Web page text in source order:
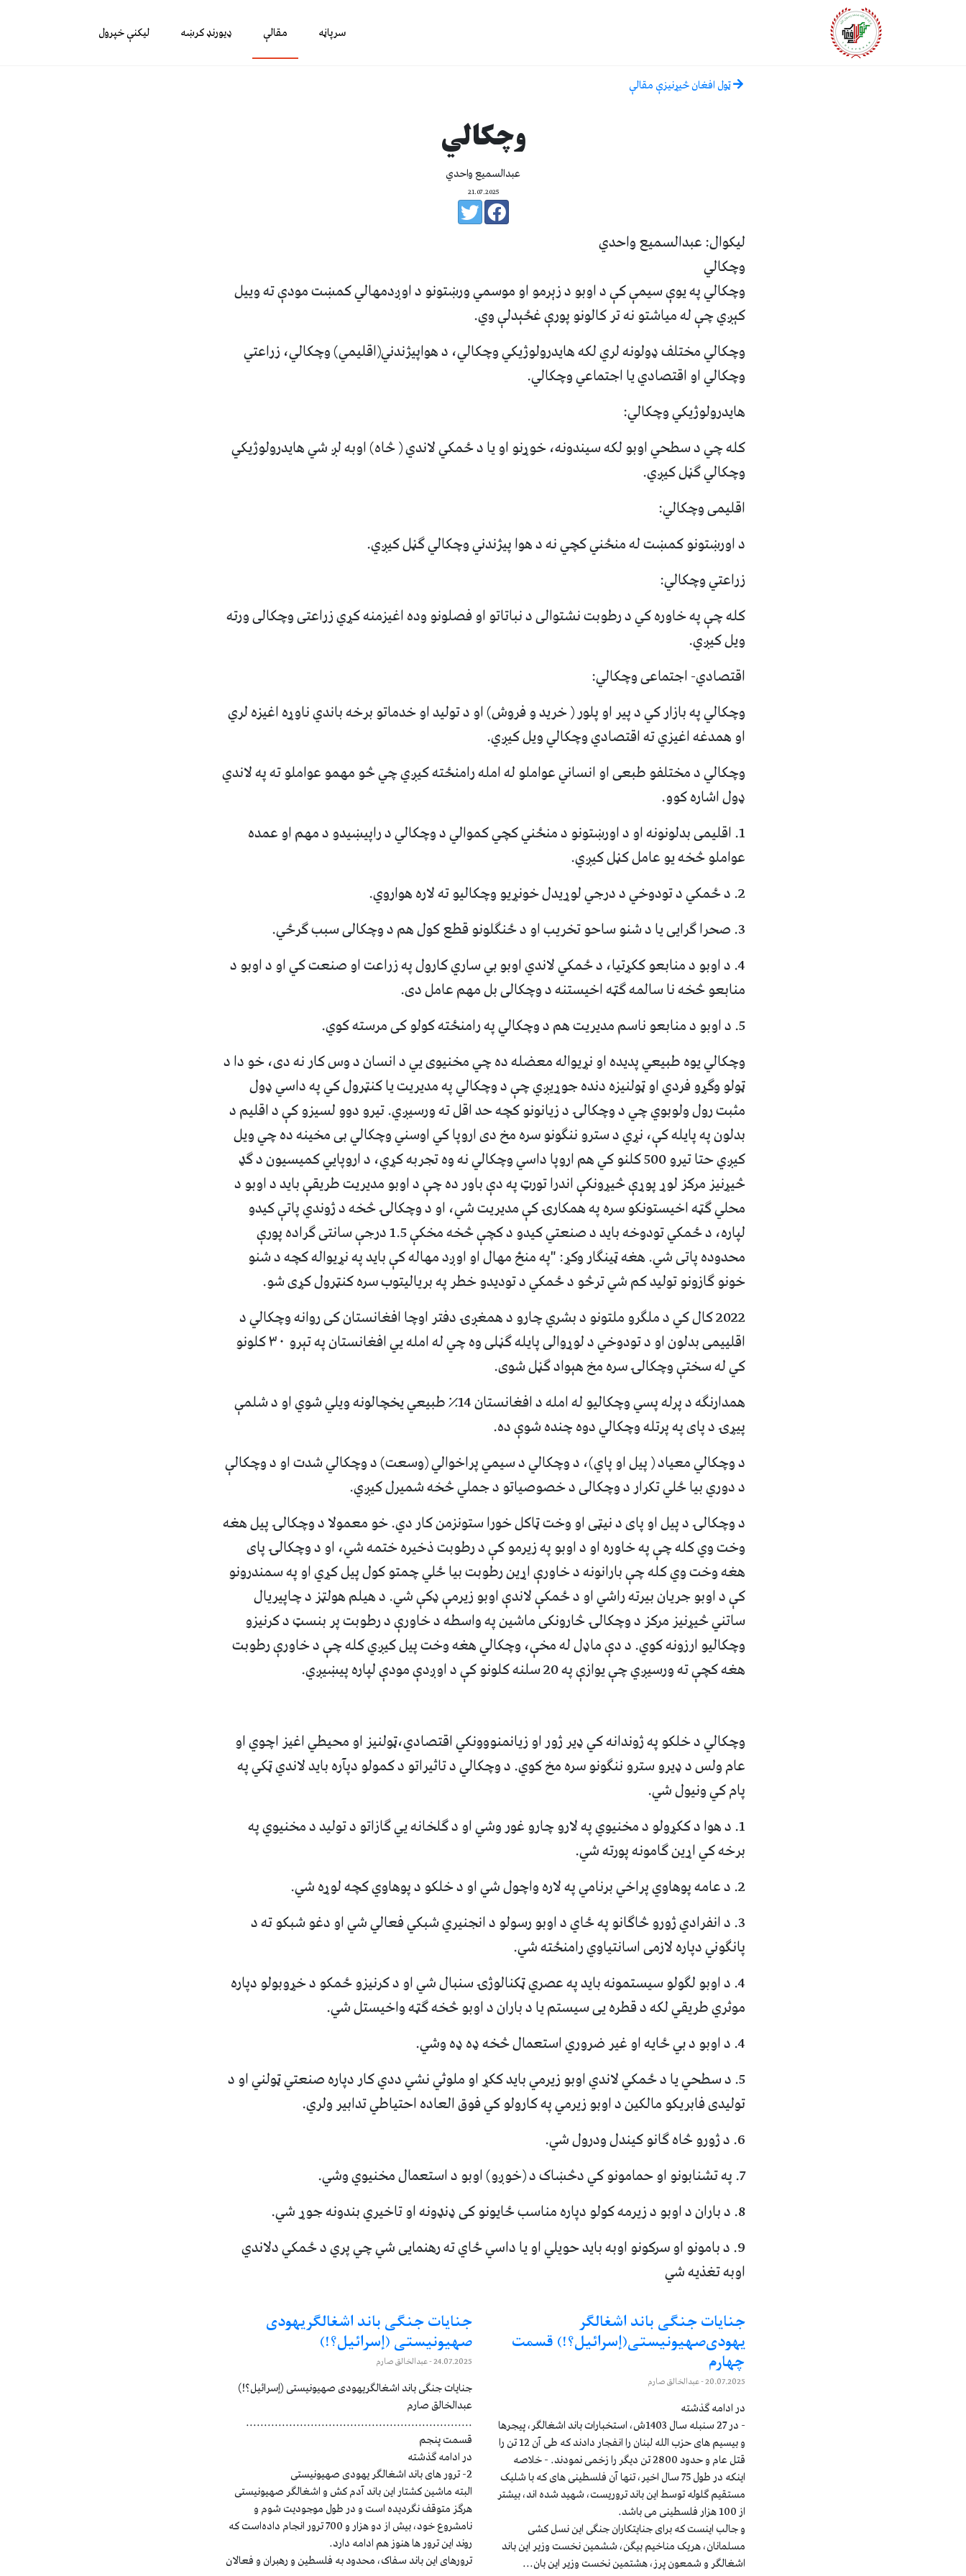
سرپاڼه مقالې ډیورنډ کرښه لیکنې خپرول
ټول افغان څیړنیزې مقالې
وچکالي
عبدالسمیع واحدي
21.07.2025
لیکوال: عبدالسمیع واحدي
وچکالي
وچکالي په يوې سيمې کې د اوبو د زېرمو او موسمي ورښتونو د اوږدمهالي کمښت مودې ته وييل
کېږي چې له مياشتو نه تر کالونو پورې غځېدلې وي.
وچکالي مختلف ډولونه لري لکه هایدرولوژیکي وچکالي، د هواپیژندني(اقلیمي) وچکالي، زراعتي
وچکالي او اقتصادي یا اجتماعي وچکالي.
هایدرولوژیکي وچکالي:
کله چي د سطحي اوبو لکه سیندونه، خوړنو او یا د ځمکي لاندي ( څاه) اوبه لږ شي هایدرولوژیکي
وچکالي ګڼل کیږي.
اقلیمی وچکالي:
د اورښتونو کمښت له منځني کچي نه د هوا پیژندني وچکالي ګڼل کیږي.
زراعتي وچکالي:
کله چې په خاوره کي د رطوبت نشتوالی د نباتاتو او فصلونو وده اغیزمنه کړي زراعتی وچکالی ورته
ویل کیږي.
اقتصادي- اجتماعی وچکالي:
وچکالي په بازار کي د پیر او پلور ( خرید و فروش) او د تولید او خدماتو برخه باندي ناوړه اغیزه لري
او همدغه اغیزي ته اقتصادي وچکالي ویل کیږي.
وچکالي د مختلفو طبعی او انساني عواملو له امله رامنځته کیږي چي څو مهمو عواملو ته په لاندي
ډول اشاره کوو.
1. اقلیمی بدلونونه او د اورښتونو د منځني کچي کموالي د وچکالي د راپیښیدو د مهم او عمده
عواملو څخه یو عامل کڼل کیږي.
2. د ځمکي د تودوخي د درجي لوړیدل خونړیو وچکالیو ته لاره هواروي.
3. صحرا ګرایی یا د شنو ساحو تخریب او د ځنګلونو قطع کول هم د وچکالی سبب ګرځي.
4. د اوبو د منابعو ککړتیا، د ځمکي لاندي اوبو بي ساري کارول په زراعت او صنعت کي او د اوبو د
منابعو څخه نا سالمه ګټه اخیستنه د وچکالی بل مهم عامل دی.
5. د اوبو د منابعو ناسم مدیریت هم د وچکالي په رامنځته کولو کی مرسته کوي.
وچکالي یوه طبیعي پدیده او نړیواله معضله ده چي مخنیوی يي د انسان د وس کار نه دی، خو دا د
ټولو وګړو فردي او ټولنیزه دنده جوړیږي چې د وچکالي په مدیریت یا کنټرول کي په داسي ډول
مثبت رول ولوبوي چي د وچکالۍ د زیانونو کچه حد اقل ته ورسیږي. تیرو دوو لسیزو کې د اقلیم د
بدلون په پایله کې، نړي د سترو ننګونو سره مخ دی اروپا کي اوسني وچکالي بی مخینه ده چي ویل
کیږي حتا تیرو 500 کلنو کي هم اروپا داسي وچکالي نه وه تجربه کړي، د اروپايي کمیسیون د ګډ
څیړنیز مرکز لوړ پوړې څیړونکې اندرا تورټ په دې باور ده چې د اوبو مدیریت طریقې باید د اوبو د
محلي ګټه اخیستونکو سره په همکارۍ کې مدیریت شي، او د وچکالۍ څخه د ژوندي پاتې کیدو
لپاره، د ځمکي تودوخه باید د صنعتي کیدو د کچې څخه مخکې 1.5 درجې سانتی ګراده پورې
محدوده پاتی شي. هغه ټینګار وکړ: "په منځ مهال او اوږد مهاله کې باید په نړیواله کچه د شنو
خونو ګازونو تولید کم شي ترڅو د ځمکي د تودیدو خطر په بریالیتوب سره کنټرول کړی شو.
2022 کال کي د ملګرو ملتونو د بشري چارو د همغږۍ دفتر اوچا افغانستان کی روانه وچکالي د
اقلییمی بدلون او د تودوخي د لوړوالی پایله ګڼلی وه چي له امله يي افغانستان په تېرو ۳۰ کلونو
کي له سختې وچکالۍ سره مخ هېواد ګڼل شوی.
همدارنګه د پرله پسي وچکالیو له امله د افغانستان 14٪ طبیعي یخچالونه ویلي شوي او د شلمې
پیړۍ د پای په پرتله وچکالي دوه چنده شوې ده.
د وچکالي معیاد ( پیل او پاي)، د وچکالي د سیمي پراخوالي (وسعت) د وچکالي شدت او د وچکالې
د دوري بیا ځلي تکرار د وچکالی د خصوصیاتو د جملي څخه شمیرل کیږي.
د وچکالۍ د پیل او پای د نيټی او وخت ټاکل خورا ستونزمن کار دي. خو معمولا د وچکالۍ پیل هغه
وخت وي کله چې په خاوره او د اوبو په زیرمو کې د رطوبت ذخیره ختمه شي، او د وچکالۍ پای
هغه وخت وي کله چې بارانونه د خاورې اړین رطوبت بیا ځلي چمتو کول پیل کړي او په سمندرونو
کې د اوبو جریان بیرته راشي او د ځمکې لاندې اوبو زیرمې ډکې شي. د هیلم هولټز د چاپیریال
ساتني څیړنیز مرکز د وچکالۍ څارونکی ماشین په واسطه د خاورې د رطوبت پر بنسټ د کرنیزو
وچکالیو ارزونه کوي. د دې ماډل له مخې، وچکالي هغه وخت پیل کیږي کله چې د خاورې رطوبت
هغه کچې ته ورسیږي چې یوازې په 20 سلنه کلونو کې د اوږدې مودې لپاره پیښیږي.
وچکالي د خلکو په ژوندانه کي ډیر ژور او زیانمنووونکي اقتصادي،ټولنیز او محیطي اغیز اچوي او
عام ولس د ډیرو سترو ننګونو سره مخ کوي. د وچکالي د تاثیراتو د کمولو دپآره باید لاندي ټکي په
پام کي ونیول شي.
1. د هوا د ککړولو د مخنیوي په لارو چارو غور وشي او د ګلخانه یي ګازاتو د تولید د مخنیوي په
برخه کي اړین ګامونه پورته شي.
2. د عامه پوهاوي پراخي برنامي په لاره واچول شي او د خلکو د پوهاوي کچه لوړه شي.
3. د انفرادي ژورو څاګانو په ځاي د اوبو رسولو د انجنیري شبکي فعالي شي او دغو شبکو ته د
پانګوني دپاره لازمی اسانتیاوي رامنځته شي.
4. د اوبو لګولو سیستمونه باید په عصري ټکنالوژۍ سنبال شي او د کرنیزو ځمکو د خړوبولو دپاره
موثري طریقي لکه د قطره يی سیستم یا د باران د اوبو څخه ګټه واخیستل شي.
4. د اوبو د بي ځایه او غیر ضروري استعمال څخه ډه ډه وشي.
5. د سطحي یا د ځمکي لاندي اوبو زیرمي باید ککړ او ملوثي نشي ددي کار دپاره صنعتي ټولني او د
تولیدی فابریکو مالکین د اوبو زیرمي په کارولو کي فوق العاده احتیاطي تدابیر ولري.
6. د ژورو څاه ګانو کیندل ودرول شي.
7. په تشنابونو او حمامونو کي دڅښاک د (خوږو) اوبو د استعمال مخنیوي وشي.
8. د باران د اوبو د زیرمه کولو دپاره مناسب ځایونو کی ډنډونه او تاخیري بندونه جوړ شي.
9. د بامونو او سرکونو اوبه باید حویلي او یا داسي ځاي ته رهنمایی شي چي پري د ځمکي دلاندي
اوبه تغذیه شي
جنایات جنگی باند اشغالگر
یهودی‌صهیونیستی(إسرائیل؟!) قسمت
چهارم
20.07.2025- عبدالخالق صارم
در ادامه گذشته
- در 27 سنبله سال 1403ش، استخبارات باند اشغالگر، پیجرها
و بیسیم های حزب الله لبنان را انفجار دادند که طی آن 12 تن را
قتل عام و حدود 2800 تن دیگر را زخمی نمودند. - خلاصه
اینکه در طول 75 سال اخیر، تنها آن فلسطینی های که با شلیک
مستقیم گلوله توسط این باند تروریست، شهید شده اند، بیشتر
از 100 هزار فلسطینی می باشد.
و جالب اینست که برای جنایتکاران جنگی این نسل کشی
مسلمانان، هریک مناخیم بیگن، ششمین نخست وزیر این باند
اشغالگر و شمعون پرز، هشتمین نخست وزیر این بان...
جنایات جنگی باند اشغالگریهودی
صهیونیستی (إسرائیل؟!)
24.07.2025- عبدالخالق صارم
جنایات جنگی باند اشغالگریهودی صهیونیستی (إسرائیل؟!)
عبدالخالق صارم
...............................................................
قسمت پنجم
در ادامه گذشته
2- ترور های باند اشغالگر یهودی صهیونیستی
البته ماشین کشتار این باند آدم کش و اشغالگر صهیونیستی
هرگز متوقف نگردیده است و در طول موجودیت شوم و
نامشروع خود، بیش از دو هزار و 700 ترور انجام داده‌است که
روند این ترور ها هنوز هم ادامه دارد.
ترورهای این باند سفاک، محدود به فلسطین و رهبران و فعالان